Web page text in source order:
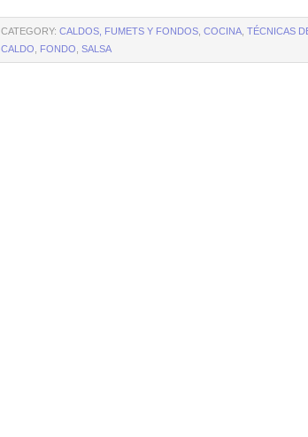
CATEGORY: CALDOS, FUMETS Y FONDOS COCINA TÉCNICAS
CALDO
FONDO SALSA